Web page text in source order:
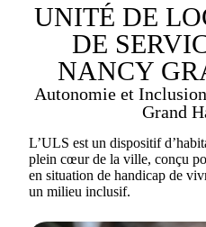
UNITÉ DE
DE
NANCY
Autonomie et
Grand
L’ULS est un dispositif
plein cœur de la ville, conçu
en situation de handicap de
un milieu inclusif.